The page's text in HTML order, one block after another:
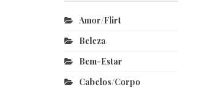
Amor/flirt
Beleza
Bem-Estar
Cabelos/corpo